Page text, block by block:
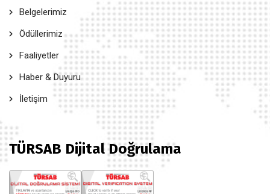
Belgelerimiz
Ödüllerimiz
Faaliyetler
Haber & Duyuru
İletişim
TÜRSAB Dijital Doğrulama